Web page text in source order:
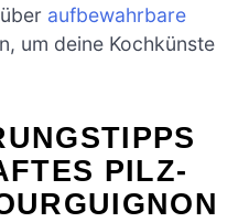
aufbewahrbare
um deine Kochkünste
PILZ-